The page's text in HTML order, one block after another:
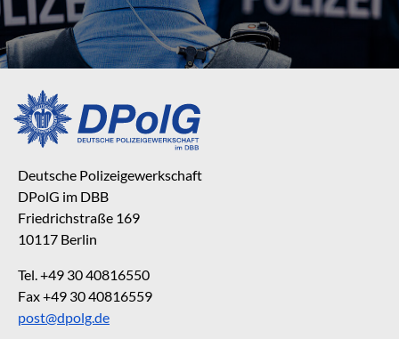
Deutsche Polizeigewerkschaft
DPolG im DBB
Friedrichstraße 169
10117 Berlin
Tel. +49 30 40816550
Fax +49 30 40816559
post@dpolg.de